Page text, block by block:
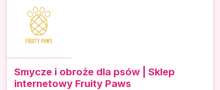
Smycze i obroże dla psów | Sklep
internetowy Fruity Paws